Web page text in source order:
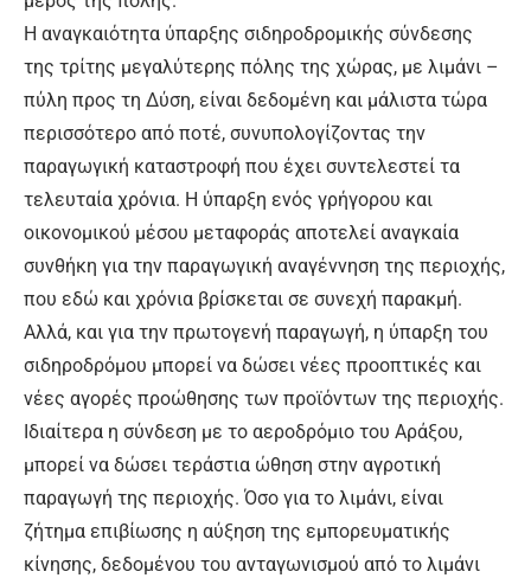
Η αναγκαιότητα ύπαρξης σιδηροδρομικής σύνδεσης
της τρίτης μεγαλύτερης πόλης της χώρας, με λιμάνι –
πύλη προς τη Δύση, είναι δεδομένη και μάλιστα τώρα
περισσότερο από ποτέ, συνυπολογίζοντας την
παραγωγική καταστροφή που έχει συντελεστεί τα
τελευταία χρόνια. Η ύπαρξη ενός γρήγορου και
οικονομικού μέσου μεταφοράς αποτελεί αναγκαία
συνθήκη για την παραγωγική αναγέννηση της περιοχής,
που εδώ και χρόνια βρίσκεται σε συνεχή παρακμή.
Αλλά, και για την πρωτογενή παραγωγή, η ύπαρξη του
σιδηροδρόμου μπορεί να δώσει νέες προοπτικές και
νέες αγορές προώθησης των προϊόντων της περιοχής.
Ιδιαίτερα η σύνδεση με το αεροδρόμιο του Αράξου,
μπορεί να δώσει τεράστια ώθηση στην αγροτική
παραγωγή της περιοχής. Όσο για το λιμάνι, είναι
ζήτημα επιβίωσης η αύξηση της εμπορευματικής
κίνησης, δεδομένου του ανταγωνισμού από το λιμάνι